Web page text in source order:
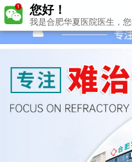
您好！
我是合肥华夏医院医生，